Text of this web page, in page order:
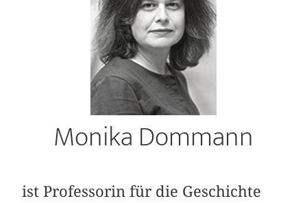
Monika Dommann
ist Professorin für die Geschichte